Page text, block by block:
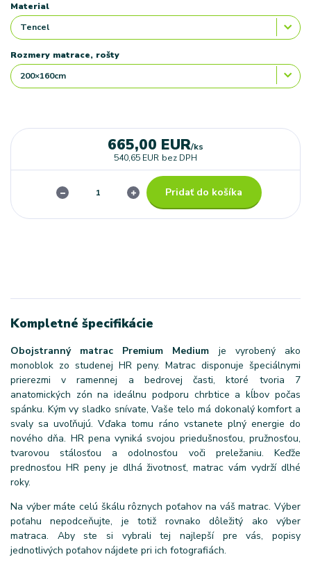
Material
Rozmery matrace, rošty
665,00 EUR/ks
540,65 EUR bez DPH
Pridať do košíka
Kompletné špecifikácie
Obojstranný matrac Premium Medium je vyrobený ako
monoblok zo studenej HR peny. Matrac disponuje špeciálnymi
prierezmi v ramennej a bedrovej časti, ktoré tvoria 7
anatomických zón na ideálnu podporu chrbtice a kĺbov počas
spánku. Kým vy sladko snívate, Vaše telo má dokonalý komfort a
svaly sa uvoľňujú. Vďaka tomu ráno vstanete plný energie do
nového dňa. HR pena vyniká svojou priedušnosťou, pružnosťou,
tvarovou stálosťou a odolnosťou voči preležaniu. Keďže
prednosťou HR peny je dlhá životnosť, matrac vám vydrží dlhé
roky.
Na výber máte celú škálu rôznych poťahov na váš matrac. Výber
poťahu nepodceňujte, je totiž rovnako dôležitý ako výber
matraca. Aby ste si vybrali tej najlepší pre vás, popisy
jednotlivých poťahov nájdete pri ich fotografiách.